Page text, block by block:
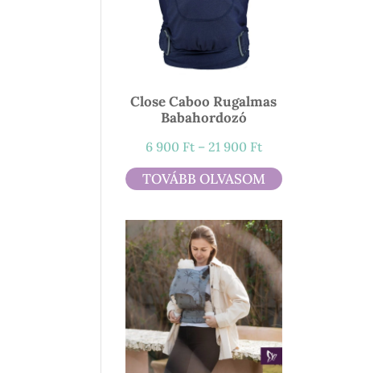
Close Caboo Rugalmas
Babahordozó
6 900 Ft – 21 900 FtÁrtartomány:
6
900 Ft
21
900 Ft
TOVÁBB OLVASOM